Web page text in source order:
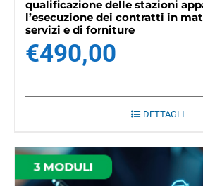
qualificazione delle stazioni
l’esecuzione dei contratti in
servizi e di forniture
€490,00
DETTAGLI